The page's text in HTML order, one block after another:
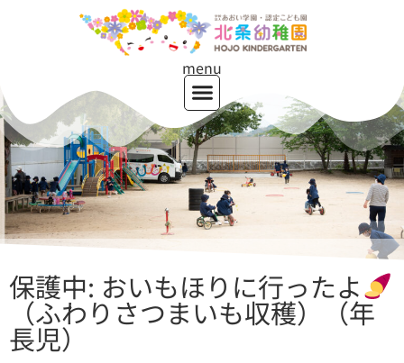
menu
保護中: おいもほりに行ったよ
（ふわりさつまいも収穫）（年
長児）